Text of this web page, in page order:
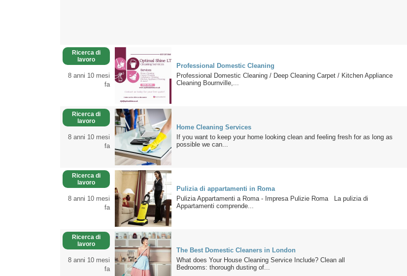
Ricerca di
lavoro
8 anni 10 mesi
fa
Professional Domestic Cleaning
Professional Domestic Cleaning / Deep Cleaning Carpet / Kitchen Appliance
Cleaning Bournville,...
Ricerca di
lavoro
8 anni 10 mesi
fa
Home Cleaning Services
If you want to keep your home looking clean and feeling fresh for as long as
possible we can...
Ricerca di
lavoro
8 anni 10 mesi
fa
Pulizia di appartamenti in Roma
Pulizia Appartamenti a Roma - Impresa Pulizie Roma La pulizia di
Appartamenti comprende...
Ricerca di
lavoro
8 anni 10 mesi
fa
The Best Domestic Cleaners in London
What does Your House Cleaning Service Include? Clean all
Bedrooms: thorough dusting of...